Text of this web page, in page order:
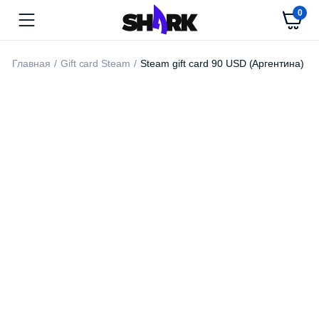
0
Главная Gift card Steam Steam gift card 90 USD (Аргентина)